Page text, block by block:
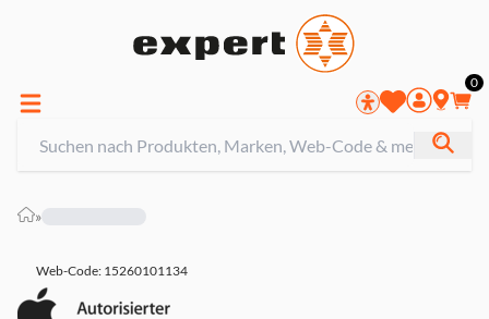
0
»
Web-Code: 15260101134